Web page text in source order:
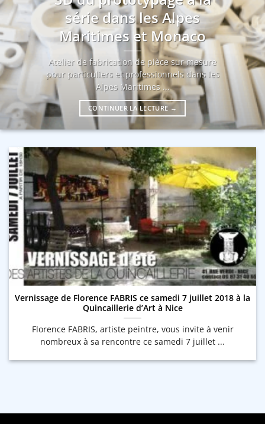
série dans les Alpes
Maritimes et Monaco
Atelier de fabrication de pièce sur mesure
pour particuliers et professionnels dans les
Alpes Maritimes ...
CONTINUER LA LECTURE →
Vernissage de Florence FABRIS ce samedi 7 juillet 2018 à la
Quincaillerie d’Art à Nice
Florence FABRIS, artiste peintre, vous invite à venir
nombreux à sa rencontre ce samedi 7 juillet ...